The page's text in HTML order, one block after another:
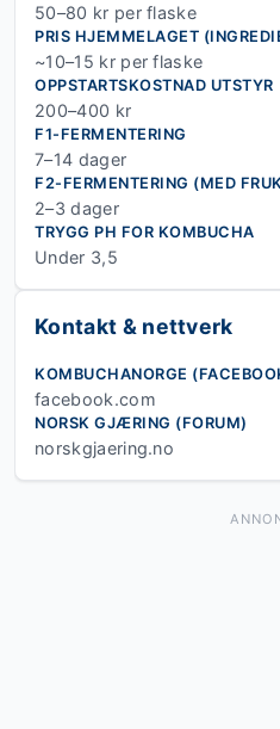
50–80 kr per flaske
PRIS HJEMMELAGET
~10–15 kr per flaske
OPPSTARTSKOSTNAD UTSTYR
200–400 kr
F1-FERMENTERING
7–14 dager
F2-FERMENTERING (MED
2–3 dager
TRYGG PH FOR KOMBUCHA
Under 3,5
Kontakt & nettverk
KOMBUCHANORGE
facebook.com
NORSK GJÆRING (FORUM)
norskgjaering.no